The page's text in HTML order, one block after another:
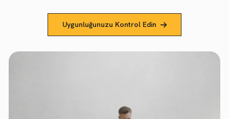
Uygunluğunuzu Kontrol Edin